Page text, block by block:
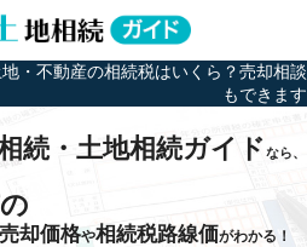
・不動産の相続税はいくら？売却相談
もできます
続・土地相続ガイドなら、
却価格や相続税路線価がわかる！